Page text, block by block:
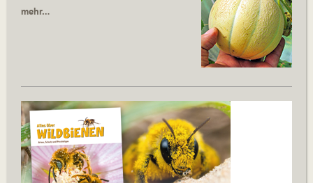
mehr…